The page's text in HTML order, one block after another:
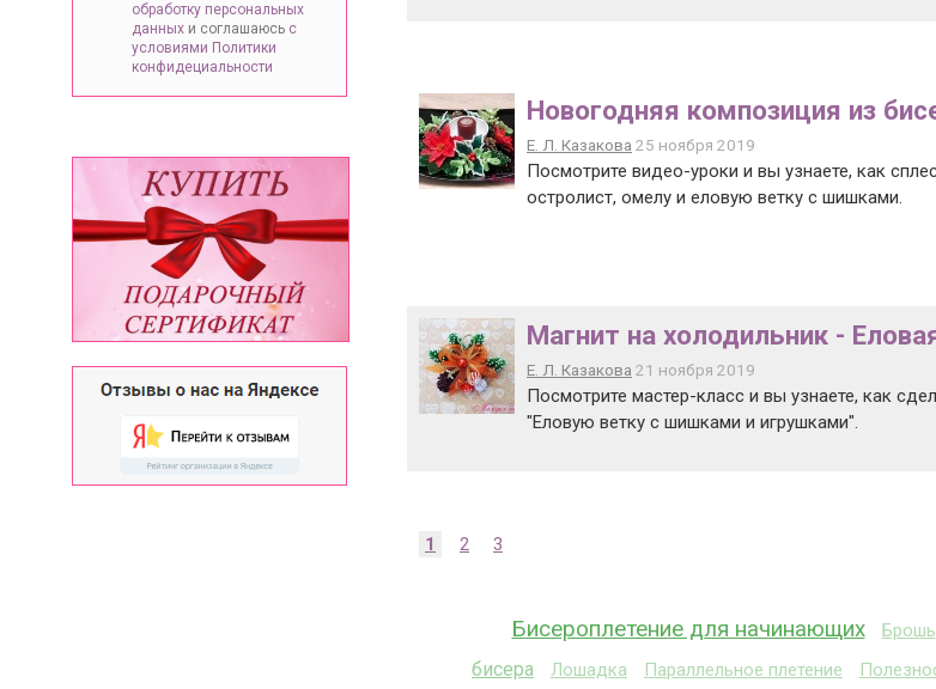
обработку персональных
данных и соглашаюсь с
условиями Политики
конфидециальности
Новогодняя композиция из
Е. Л. Казакова 25 ноября 2019
Посмотрите видео-уроки и вы узнаете, как
остролист, омелу и еловую ветку с шишками.
Магнит на холодильник -
Е. Л. Казакова 21 ноября 2019
Посмотрите мастер-класс и вы узнаете, как
"Еловую ветку с шишками и игрушками".
1 2 3
Бисероплетение для начинающих Брошь
бисера
Лошадка Параллельное плетение